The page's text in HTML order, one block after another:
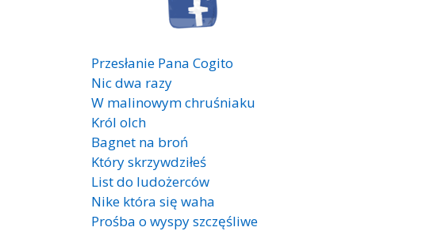
Przesłanie Pana Cogito
Nic dwa razy
W malinowym chruśniaku
Król olch
Bagnet na broń
Który skrzywdziłeś
List do ludożerców
Nike która się waha
Prośba o wyspy szczęśliwe